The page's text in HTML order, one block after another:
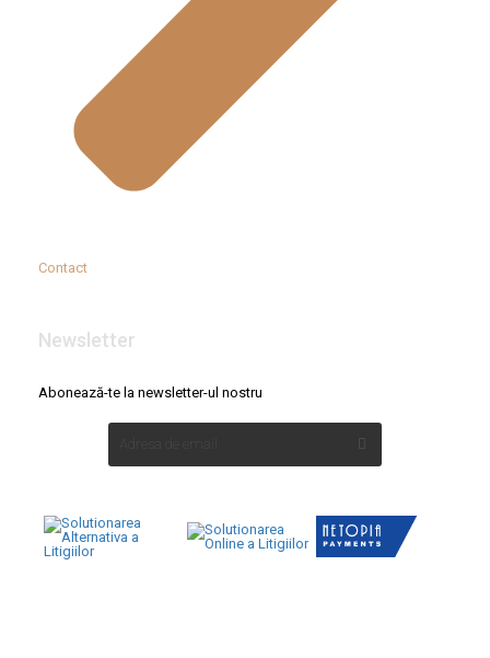
Contact
Newsletter
Abonează-te la newsletter-ul nostru